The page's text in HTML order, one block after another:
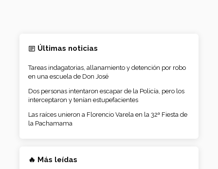
Últimas noticias
Tareas indagatorias, allanamiento y detención por robo
en una escuela de Don José
Dos personas intentaron escapar de la Policía, pero los
interceptaron y tenían estupefacientes
Las raíces unieron a Florencio Varela en la 32ª Fiesta de
la Pachamama
🔥 Más leídas